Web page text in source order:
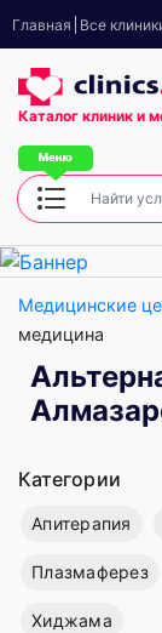
Главная Все
Каталог клиник и
Медицинские
медицина
Категории
Апитерапия
Плазмаферез
Хиджама